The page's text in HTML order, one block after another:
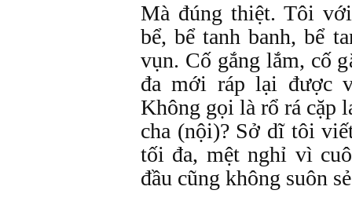
Mà đúng thiệt. Tôi
bể, bể tanh banh, bể
vụn. Cố gắng lắm, cố
đa mới ráp lại được
Không gọi là rổ rá cặp
cha (nội)? Sở dĩ tôi
tối đa, mệt nghỉ vì
đầu cũng không suôn